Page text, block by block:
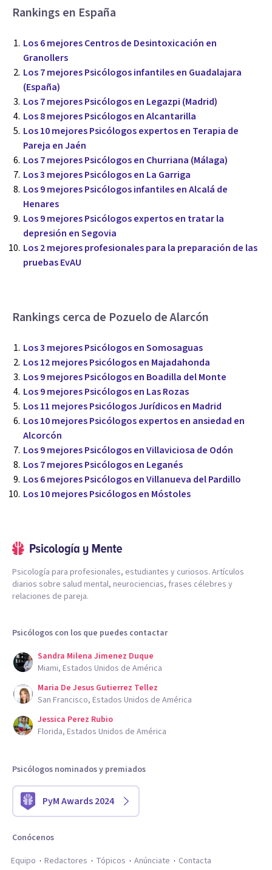
Rankings en España
Los 6 mejores Centros de Desintoxicación en
Granollers
Los 7 mejores Psicólogos infantiles en Guadalajara
(España)
Los 7 mejores Psicólogos en Legazpi (Madrid)
Los 8 mejores Psicólogos en Alcantarilla
Los 10 mejores Psicólogos expertos en Terapia de
Pareja en Jaén
Los 7 mejores Psicólogos en Churriana (Málaga)
Los 3 mejores Psicólogos en La Garriga
Los 9 mejores Psicólogos infantiles en Alcalá de
Henares
Los 9 mejores Psicólogos expertos en tratar la
depresión en Segovia
Los 2 mejores profesionales para la preparación de las
pruebas EvAU
Rankings cerca de Pozuelo de Alarcón
Los 3 mejores Psicólogos en Somosaguas
Los 12 mejores Psicólogos en Majadahonda
Los 9 mejores Psicólogos en Boadilla del Monte
Los 9 mejores Psicólogos en Las Rozas
Los 11 mejores Psicólogos Jurídicos en Madrid
Los 10 mejores Psicólogos expertos en ansiedad en
Alcorcón
Los 9 mejores Psicólogos en Villaviciosa de Odón
Los 7 mejores Psicólogos en Leganés
Los 6 mejores Psicólogos en Villanueva del Pardillo
Los 10 mejores Psicólogos en Móstoles
Psicología para profesionales, estudiantes y curiosos. Artículos
diarios sobre salud mental, neurociencias, frases célebres y
relaciones de pareja.
Psicólogos con los que puedes contactar
Sandra Milena Jimenez Duque
Miami, Estados Unidos de América
Maria De Jesus Gutierrez Tellez
San Francisco, Estados Unidos de América
Jessica Perez Rubio
Florida, Estados Unidos de América
Psicólogos nominados y premiados
PyM Awards 2024
Conócenos
Equipo
Redactores Tópicos Anúnciate Contacta